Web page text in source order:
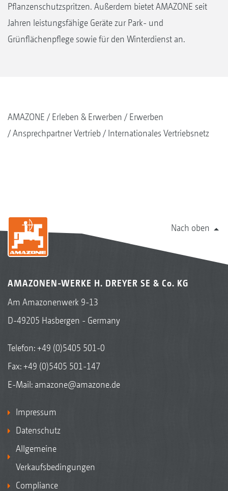
Pflanzenschutzspritzen. Außerdem bietet AMAZONE seit
Jahren leistungsfähige Geräte zur Park- und
Grünflächenpflege sowie für den Winterdienst an.
AMAZONE Erleben & Erwerben
Erwerben
Ansprechpartner Vertrieb
Internationales Vertriebsnetz
Nach oben
AMAZONEN-WERKE H. DREYER SE & Co. KG
Am Amazonenwerk 9-13
D-49205 Hasbergen - Germany
Telefon:+49 (0)5405 501-0
Fax: +49 (0)5405 501-147
E-Mail: amazone@amazone.de
Impressum
Datenschutz
Allgemeine
Verkaufsbedingungen
Compliance